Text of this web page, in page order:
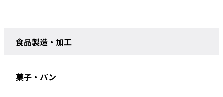
食品製造・加工
菓子・パン